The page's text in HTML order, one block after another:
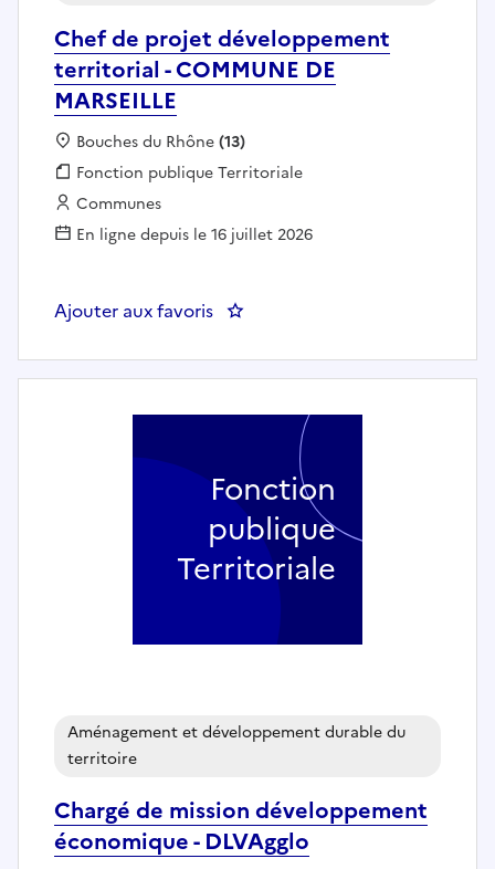
Chef de projet développement
territorial - COMMUNE DE
MARSEILLE
Localisation :
Bouches du Rhône(13)
Fonction publique :
Fonction publique Territoriale
Employeur :
Communes
En ligne depuis le 16 juillet 2026
Ajouter aux favoris : Chef de projet développement
Chargé de mission développement
économique - DLVAgglo
Aménagement et développement durable du
territoire
Fonction
publique
Territoriale